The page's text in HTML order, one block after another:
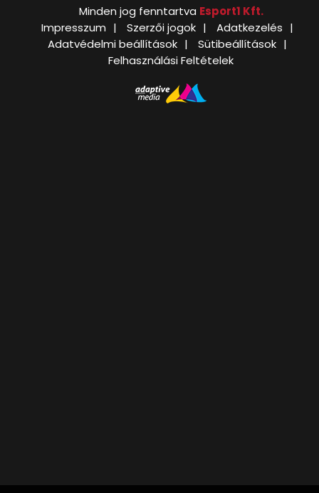
Minden jog fenntartva Esport1 Kft.
Impresszum
Szerzői jogok
Adatkezelés
Adatvédelmi beállítások
Sütibeállítások
Felhasználási Feltételek